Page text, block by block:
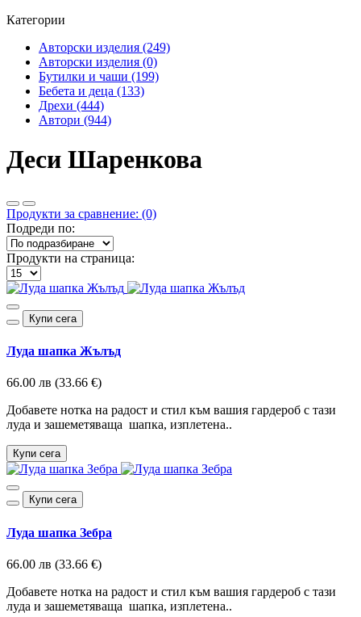
Категории
Авторски изделия (249)
Авторски изделия (0)
Бутилки и чаши (199)
Бебета и деца (133)
Дрехи (444)
Автори (944)
Деси Шаренкова
Продукти за сравнение: (0)
Подреди по:
Продукти на страница:
Купи сега
Луда шапка Жълъд
66.00 лв (33.66 €)
Добавете нотка на радост и стил към вашия гардероб с тази
луда и зашеметяваща шапка, изплетена..
Купи сега
Купи сега
Луда шапка Зебра
66.00 лв (33.66 €)
Добавете нотка на радост и стил към вашия гардероб с тази
луда и зашеметяваща шапка, изплетена..